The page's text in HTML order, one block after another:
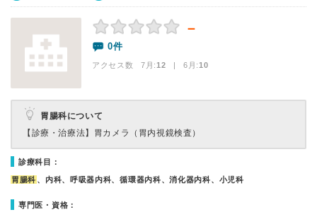
－
0件
アクセス数 7月:12 | 6月:10
胃腸科について
【診療・治療法】 胃カメラ（胃内視鏡検査）
診療科目：
胃腸科 、内科、呼吸器内科、循環器内科、消化器内科、小児科
専門医・資格：